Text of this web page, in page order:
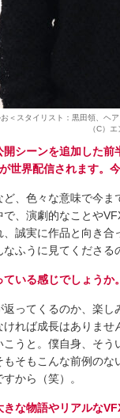
＜スタイリスト：黒田領、ヘ
（C）
開シーンを追加した
世界配信されます。
、色々な意味で今ま
、演劇的なことや
誠実に作品と向き
ふうに見てくださる
いる感じでしょうか。
ってくるのか、楽し
れば成長はありま
こうと。僕自身、そ
そもこんな前例の
から（笑）。
きな物語やリアルな